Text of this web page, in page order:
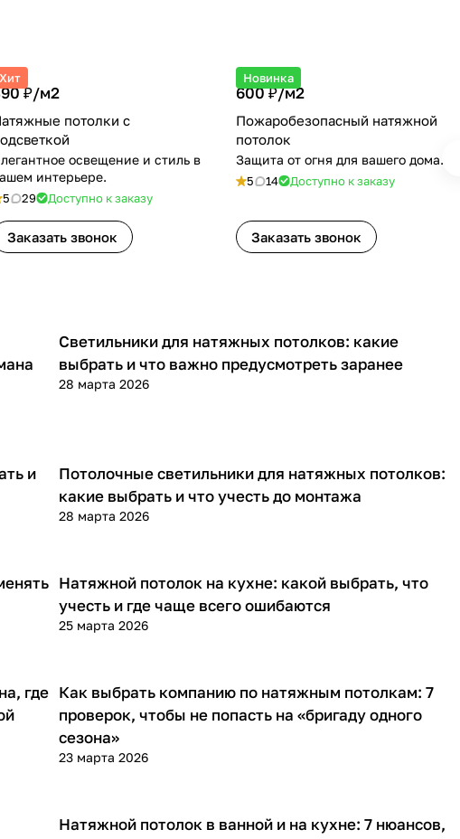
Хит
₽/м2
потолки с
освещение и стиль в
интерьере.
5 29 Доступно к заказу
Заказать звонок
Новинка
600 ₽/м2
Пожаробезопасный натяжной
потолок
Защита от огня для вашего дома.
5 14 Доступно к заказу
Заказать звонок
Полезная информация
Светильники для натяжных потолков: какие
выбрать и что важно предусмотреть заранее
28 марта 2026
и
Полезная информация
Потолочные светильники для натяжных потолков:
какие выбрать и что учесть до монтажа
28 марта 2026
Полезная информация
Натяжной потолок на кухне: какой выбрать, что
учесть и где чаще всего ошибаются
25 марта 2026
где
Полезная информация
Как выбрать компанию по натяжным потолкам: 7
проверок, чтобы не попасть на «бригаду одного
сезона»
23 марта 2026
Полезная информация
Натяжной потолок в ванной и на кухне: 7 нюансов,